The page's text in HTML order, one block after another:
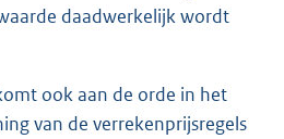
daadwerkelijk wordt
ook aan de orde in het
van de verrekenprijsregels